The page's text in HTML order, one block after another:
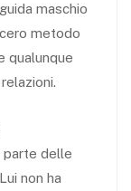
maschio
metodo
qualunque
parte delle
non ha